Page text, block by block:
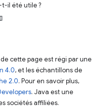
il été utile ?
cette page est régi par une
4.0, et les échantillons de
2.0. Pour en savoir plus,
. Java est une
sociétés affiliées.